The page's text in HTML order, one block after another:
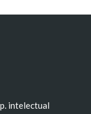
intelectual